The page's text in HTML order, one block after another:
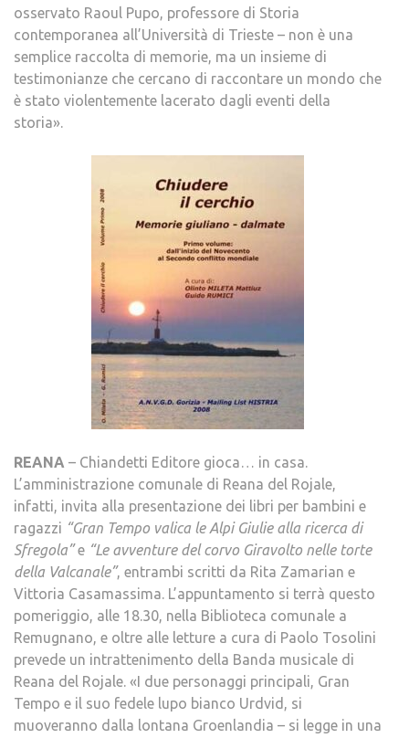
osservato Raoul Pupo, professore di Storia
contemporanea all’Università di Trieste – non è una
semplice raccolta di memorie, ma un insieme di
testimonianze che cercano di raccontare un mondo che
è stato violentemente lacerato dagli eventi della
storia».
REANA – Chiandetti Editore gioca… in casa.
L’amministrazione comunale di Reana del Rojale,
infatti, invita alla presentazione dei libri per bambini e
ragazzi “Gran Tempo valica le Alpi Giulie alla ricerca di
Sfregola”e “Le avventure del corvo Giravolto nelle torte
della Valcanale”, entrambi scritti da Rita Zamarian e
Vittoria Casamassima. L’appuntamento si terrà questo
pomeriggio, alle 18.30, nella Biblioteca comunale a
Remugnano, e oltre alle letture a cura di Paolo Tosolini
prevede un intrattenimento della Banda musicale di
Reana del Rojale. «I due personaggi principali, Gran
Tempo e il suo fedele lupo bianco Urdvid, si
muoveranno dalla lontana Groenlandia – si legge in una